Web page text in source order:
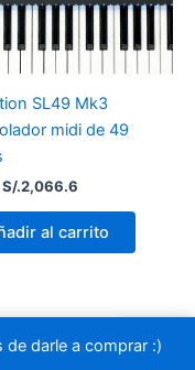
darle a comprar :)
SL49 Mk3
midi de 49
.2,066.6
al carrito